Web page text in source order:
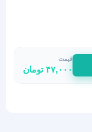
قیمت
۴۷,۰۰۰ تومان